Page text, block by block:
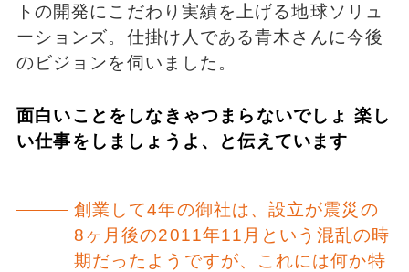
トの開発にこだわり実績を上げる地球ソリュ
ーションズ。仕掛け人である青木さんに今後
のビジョンを伺いました。
面白いことをしなきゃつまらないでしょ 楽し
い仕事をしましょうよ、と伝えています
創業して4年の御社は、設立が震災の
8ヶ月後の2011年11月という混乱の時
期だったようですが、これには何か特